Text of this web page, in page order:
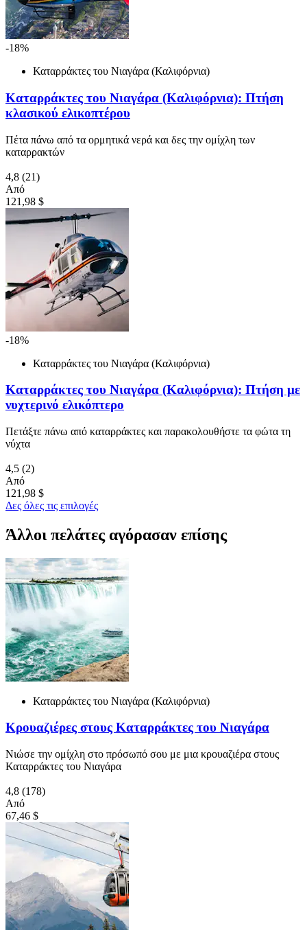
-18%
Καταρράκτες του Νιαγάρα (Καλιφόρνια)
Καταρράκτες του Νιαγάρα (Καλιφόρνια): Πτήση
κλασικού ελικοπτέρου
Πέτα πάνω από τα ορμητικά νερά και δες την ομίχλη των
καταρρακτών
4,8 (21)
Από
121,98 $
-18%
Καταρράκτες του Νιαγάρα (Καλιφόρνια)
Καταρράκτες του Νιαγάρα (Καλιφόρνια): Πτήση με
νυχτερινό ελικόπτερο
Πετάξτε πάνω από καταρράκτες και παρακολουθήστε τα φώτα τη
νύχτα
4,5 (2)
Από
121,98 $
Δες όλες τις επιλογές
Άλλοι πελάτες αγόρασαν επίσης
Καταρράκτες του Νιαγάρα (Καλιφόρνια)
Κρουαζιέρες στους Καταρράκτες του Νιαγάρα
Νιώσε την ομίχλη στο πρόσωπό σου με μια κρουαζιέρα στους
Καταρράκτες του Νιαγάρα
4,8 (178)
Από
67,46 $